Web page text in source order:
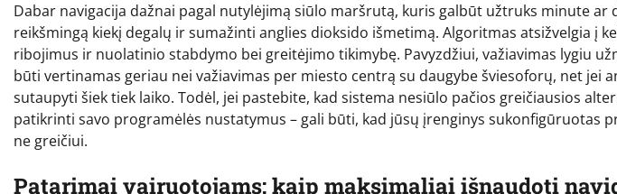
Dabar navigacija dažnai pagal nutylėjimą siūlo maršrutą, kuris galbūt užtruks minute ar
reikšmingą kiekį degalų ir sumažinti anglies dioksido išmetimą. Algoritmas atsižvelgia į
ribojimus ir nuolatinio stabdymo bei greitėjimo tikimybę. Pavyzdžiui, važiavimas lygiu
būti vertinamas geriau nei važiavimas per miesto centrą su daugybe šviesoforų, net jei
sutaupyti šiek tiek laiko. Todėl, jei pastebite, kad sistema nesiūlo pačios greičiausios
patikrinti savo programėlės nustatymus – gali būti, kad jūsų įrenginys sukonfigūruotas
ne greičiui.
Patarimai vairuotojams: kaip maksimaliai išnaudoti